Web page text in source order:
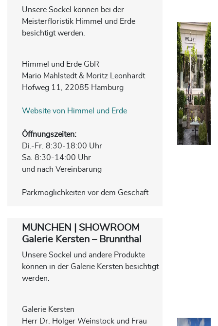
Unsere Sockel können bei der
Meisterfloristik Himmel und Erde
besichtigt werden.
Himmel und Erde GbR
Mario Mahlstedt & Moritz Leonhardt
Hofweg 11, 22085 Hamburg
Website von Himmel und Erde
Öffnungszeiten:
Di.-Fr. 8:30-18:00 Uhr
Sa. 8:30-14:00 Uhr
und nach Vereinbarung
Parkmöglichkeiten vor dem Geschäft
MUNCHEN | SHOWROOM
Galerie Kersten – Brunnthal
Unsere Sockel und andere Produkte
können in der Galerie Kersten besichtigt
werden.
Galerie Kersten
Herr Dr. Holger Weinstock und Frau